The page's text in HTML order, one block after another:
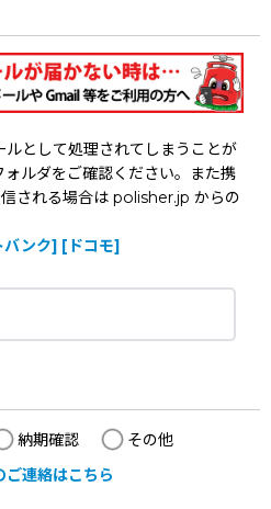
として処理されてしまうことが
ルダをご確認ください。また携
される場合は polisher.jp からの
バンク] [ドコモ]
納期確認
その他
連絡はこちら